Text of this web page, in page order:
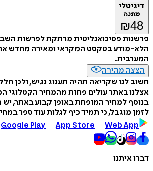
דיגיטלי
מתנה
₪48
פרשנות פסיכואנליטית מרתקת לפרשות
הלא-מודע בטקסט המקראי ומאירה מחדש
המערבית.
הצצה מהירה
חשוב לנו שקריאה תהיה תענוג נגיש, ולכן
אצלנו באתר עולים פחות מהמחיר הקטלוגי
בנוסף למחיר המופחת באופן קבוע באתר, יש
לזמן מוגבל, כי תמיד כיף לגלות עוד ספר
Google Play
App Store Web App
דברו איתנו